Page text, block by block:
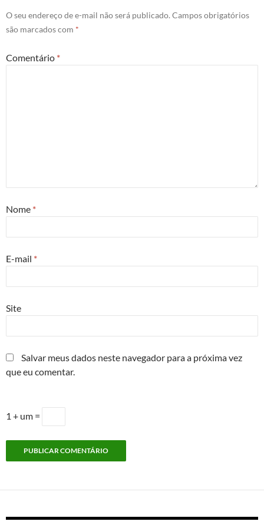
O seu endereço de e-mail não será publicado.Campos obrigatórios
são marcados com *
Comentário *
Nome *
E-mail *
Site
Salvar meus dados neste navegador para a próxima vez
que eu comentar.
1 + um =